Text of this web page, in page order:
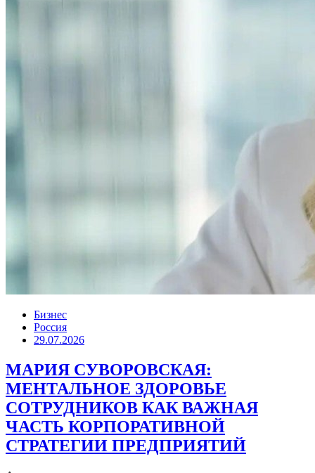
Бизнес
Россия
29.07.2026
МАРИЯ СУВОРОВСКАЯ:
МЕНТАЛЬНОЕ ЗДОРОВЬЕ
СОТРУДНИКОВ КАК ВАЖНАЯ
ЧАСТЬ КОРПОРАТИВНОЙ
СТРАТЕГИИ ПРЕДПРИЯТИЙ